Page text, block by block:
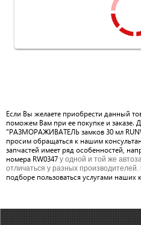
Если Вы желаете приобрести данный
поможем Вам при ее покупке и заказе.
"РАЗМОРАЖИВАТЕЛЬ замков 30 мл
просим обращаться к нашим
запчастей имеет ряд особенностей,
номера RW0347 у одной и той же
отличаться у разных производителей.
подборе пользоваться услугами наших